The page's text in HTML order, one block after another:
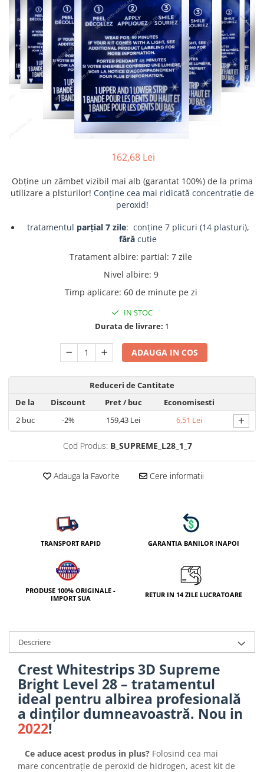
162,68 Lei
Obține un zâmbet vizibil mai alb (garantat 100%) de la prima
utilizare a plsturilor! Conține cea mai ridicată concentrație de
peroxid!
tratamentul parțial 7 zile: conține 7 plicuri (14 plasturi),
fără cutie
Tratament albire: partial: 7 zile
Nivel albire: 9
Timp aplicare: 60 de minute pe zi
IN STOC
Durata de livrare: 1
ADAUGA IN COS
Reduceri de Cantitate
De la
Discount Pret/ buc
Economisesti
2buc -2% 159,43 Lei 6,51 Lei +
Cod Produs: B_SUPREME_L28_1_7
Adauga la Favorite Cere informatii
TRANSPORT RAPID GARANTIA BANILOR INAPOI
PRODUSE 100% ORIGINALE -
IMPORT SUA
RETUR IN 14 ZILE LUCRATOARE
Descriere
Crest Whitestrips 3D Supreme
Bright Level 28 – tratamentul
ideal pentru albirea profesională
a dinților dumneavoastră. Nou in
2022!
Ce aduce acest produs in plus? Folosind cea mai
mare concentrație de peroxid de hidrogen, acest kit de